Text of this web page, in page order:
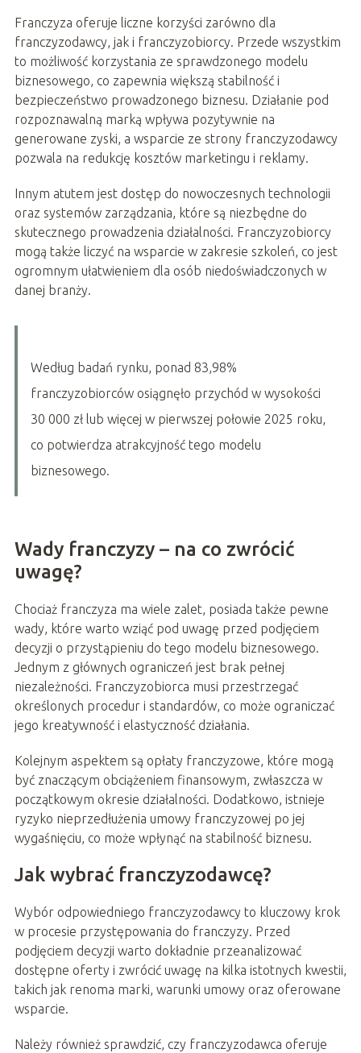
Franczyza oferuje liczne korzyści zarówno dla
franczyzodawcy, jak i franczyzobiorcy. Przede wszystkim
to możliwość korzystania ze sprawdzonego modelu
biznesowego, co zapewnia większą stabilność i
bezpieczeństwo prowadzonego biznesu. Działanie pod
rozpoznawalną marką wpływa pozytywnie na
generowane zyski, a wsparcie ze strony franczyzodawcy
pozwala na redukcję kosztów marketingu i reklamy.
Innym atutem jest dostęp do nowoczesnych technologii
oraz systemów zarządzania, które są niezbędne do
skutecznego prowadzenia działalności. Franczyzobiorcy
mogą także liczyć na wsparcie w zakresie szkoleń, co jest
ogromnym ułatwieniem dla osób niedoświadczonych w
danej branży.
Według badań rynku, ponad 83,98%
franczyzobiorców osiągnęło przychód w wysokości
30 000 zł lub więcej w pierwszej połowie 2025 roku,
co potwierdza atrakcyjność tego modelu
biznesowego.
Wady franczyzy – na co zwrócić
uwagę?
Chociaż franczyza ma wiele zalet, posiada także pewne
wady, które warto wziąć pod uwagę przed podjęciem
decyzji o przystąpieniu do tego modelu biznesowego.
Jednym z głównych ograniczeń jest brak pełnej
niezależności. Franczyzobiorca musi przestrzegać
określonych procedur i standardów, co może ograniczać
jego kreatywność i elastyczność działania.
Kolejnym aspektem są opłaty franczyzowe, które mogą
być znaczącym obciążeniem finansowym, zwłaszcza w
początkowym okresie działalności. Dodatkowo, istnieje
ryzyko nieprzedłużenia umowy franczyzowej po jej
wygaśnięciu, co może wpłynąć na stabilność biznesu.
Jak wybrać franczyzodawcę?
Wybór odpowiedniego franczyzodawcy to kluczowy krok
w procesie przystępowania do franczyzy. Przed
podjęciem decyzji warto dokładnie przeanalizować
dostępne oferty i zwrócić uwagę na kilka istotnych kwestii,
takich jak renoma marki, warunki umowy oraz oferowane
wsparcie.
Należy również sprawdzić, czy franczyzodawca oferuje